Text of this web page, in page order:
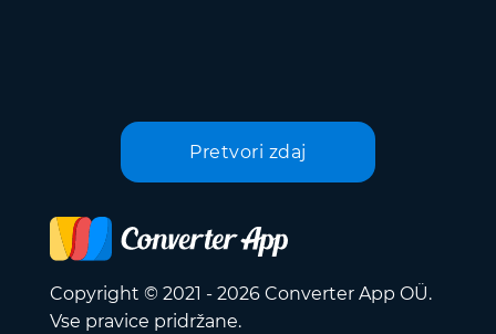
Pretvori zdaj
Copyright © 2021 - 2026 Converter App OÜ.
Vse pravice pridržane.